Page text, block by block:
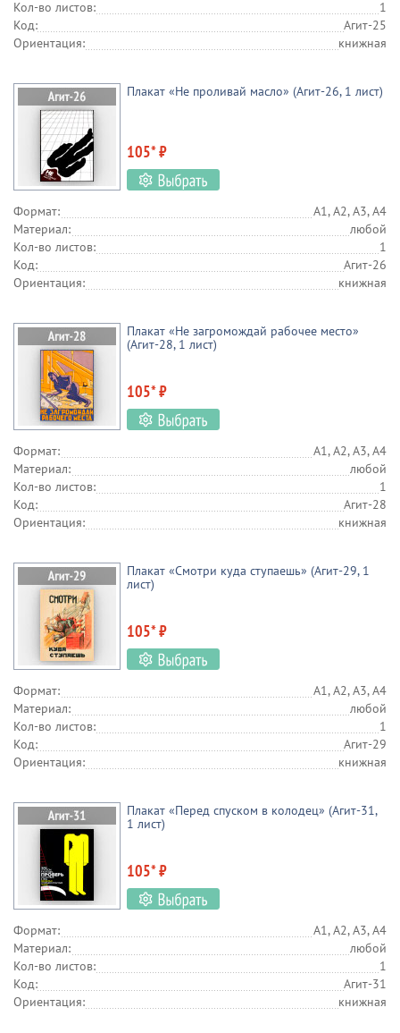
Кол-во листов:
1
Код:
Агит-25
Ориентация:
книжная
Плакат «Не проливай масло» (Агит-26, 1 лист)
105* ₽
Формат:
А1, А2, А3, А4
Материал:
любой
Кол-во листов:
1
Код:
Агит-26
Ориентация:
книжная
Плакат «Не загромождай рабочее место»
(Агит-28, 1 лист)
105* ₽
Формат:
А1, А2, А3, А4
Материал:
любой
Кол-во листов:
1
Код:
Агит-28
Ориентация:
книжная
Плакат «Смотри куда ступаешь» (Агит-29, 1
лист)
105* ₽
Формат:
А1, А2, А3, А4
Материал:
любой
Кол-во листов:
1
Код:
Агит-29
Ориентация:
книжная
Плакат «Перед спуском в колодец» (Агит-31,
1 лист)
105* ₽
Формат:
А1, А2, А3, А4
Материал:
любой
Кол-во листов:
1
Код:
Агит-31
Ориентация:
книжная